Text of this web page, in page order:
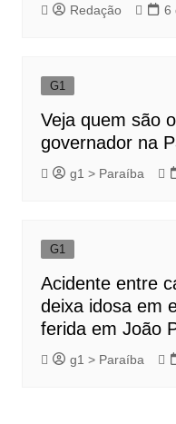
Redação 6
G1
Veja quem são
governador na
g1 > Paraíba
G1
Acidente entre
deixa idosa em
ferida em João
g1 > Paraíba